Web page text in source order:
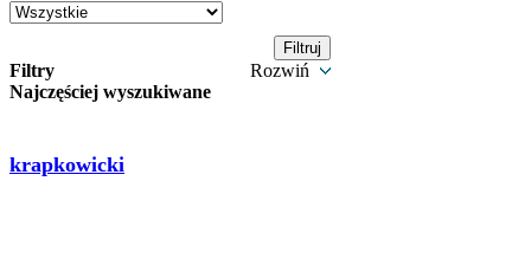
Filtry
Rozwiń
Najczęściej wyszukiwane
krapkowicki